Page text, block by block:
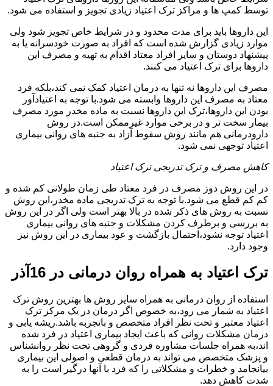
توسط کمپ ها و مراکز ترک اعتیاد زیادی تجویز و استفاده می شود.
این داروها باید برای مدت محدود و در شرایط خاص تجویز شود ولی
موارد زیادی گزارش شده است که افراد به صورت خودسرانه یا به
پیشنهاد دوستان و سایر افراد معتاد اقدام به تهیه و مصرف این
داروها برای ترک اعتیاد می کنند.
مصرف این داروها نه تنها به درمان اعتیاد کمک نمی کند،بلکه فرد
معتاد به مصرف این داروها وابسته می شود.با توجه به اعتیادآور
بودن این داروها،ترک این داروها نسبت به ماده مخدر مورد مصرف
بیمار سخت تر و در برخی موارد غیرممکن است.در روش
دارودرمانی هم مانند روش سقوط آزاد به جنبه های روانی بیماری
اعتیاد توجهی نمی شود.
کاهش مصرف و ترک تدریجی ترک اعتیاد
در این روش دوز مصرف در فرد معتاد طی زمان طولانی کم شده و
کم کم قطع می شود.با توجه به ترک تدریجی ماده مخدر،این روش
نسبت به روش های ذکر شده در بالا بهتر است ولی اگر در این روش
به بررسی و برطرف کردن مشکلات و جنبه های روانی بیماری
اعتیاد توجه نشود،احتمال بازگشت و عود بیماری در این روش نیز
وجود دارد.
ترک اعتیاد به همراه روان درمانی در 16آذر
استفاده از روان درمانی به همراه سایر روش ها بهترین روش ترک
اعتیاد به شمار می رود،به خصوص اگر درمان در یک مرکز ترک
اعتیاد معتبر و تحت نظر افراد متخصص و باتجربه باشد.ریشه یابی و
درمان مشکلات روانی که باعث ایجاد بیماری اعتیاد در فرد شده
اند،به همراه جلسات مشاوره فردی و گروهی تحت نظر روانشناس
و پزشک متخصص می تواند به درمان قطعی و اصولی این بیماری
بیانجامد و خطرات و مشکلاتی را که فرد با آنها درگیر است را به
شدت کاهش دهد.